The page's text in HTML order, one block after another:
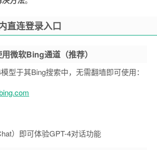
直连登录入口
微软Bing通道（推荐）
型于其Bing搜索中，无需翻墙即可使用：
）即可体验GPT-4对话功能